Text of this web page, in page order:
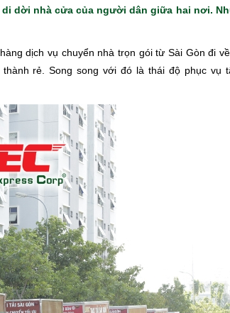
dời nhà cửa của người dân giữa hai nơi.
dịch vụ chuyển nhà trọn gói từ Sài Gòn đi
rẻ. Song song với đó là thái độ phục vụ